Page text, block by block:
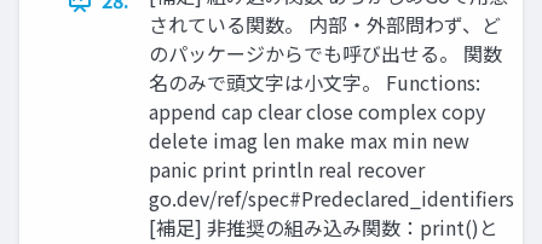
されている関数。 内部・外部問わず、ど
のパッケージからでも呼び出せる。 関数
名のみで頭文字は小文字。 Functions:
append cap clear close complex copy
delete imag len make max min new
panic print println real recover
go.dev/ref/spec#Predeclared_identifiers
[補足] 非推奨の組み込み関数：print()と